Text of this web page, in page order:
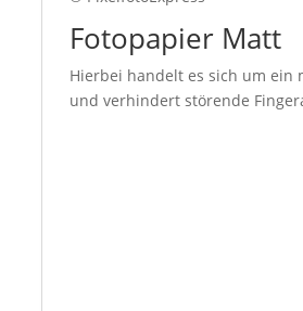
Fotopapier Matt
Hierbei handelt es sich um ein
und verhindert störende